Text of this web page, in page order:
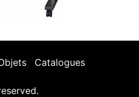
Catalogues